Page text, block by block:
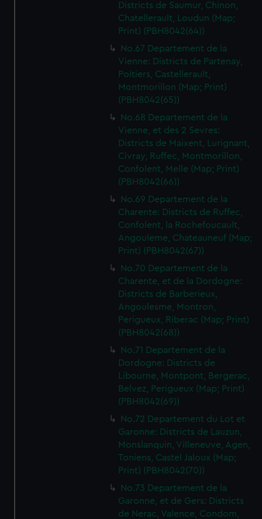
Districts de Saumur, Chinon,
Chatellerault, Loudun (Map;
Print) (PBH8042(64))
No.67 Departement de la
Vienne: Districts de Partenay,
Poitiers, Castellerault,
Montmorillon (Map; Print)
(PBH8042(65))
No.68 Departement de la
Vienne, et des 2 Sevres:
Districts de Maixent, Lurignant,
Civray, Ruffec, Montmorillon,
Confolent, Melle (Map; Print)
(PBH8042(66))
No.69 Departement de la
Charente: Districts de Ruffec,
Confolent, la Rochefoucault,
Angouleme, Chateauneuf (Map;
Print) (PBH8042(67))
No.70 Departement de la
Charente, et de la Dordogne:
Districts de Barberieux,
Angoulesme, Montron,
Perigueux, Riberac (Map; Print)
(PBH8042(68))
No.71 Departement de la
Dordogne: Districts de
Libourne, Montpont, Bergerac,
Belvez, Perigueux (Map; Print)
(PBH8042(69))
No.72 Departement du Lot et
Garonne: Districts de Lauzun,
Monslanquin, Villeneuve, Agen,
Toniens, Castel Jaloux (Map;
Print) (PBH8042(70))
No.73 Departement de la
Garonne, et de Gers: Districts
de Nerac, Valence, Condom,